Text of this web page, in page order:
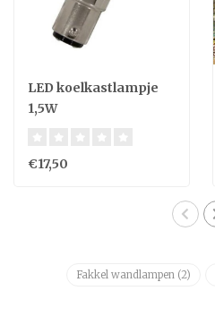
LED koelkastlampje
1,5W
€17,50
Fakkel wandlampen (2)